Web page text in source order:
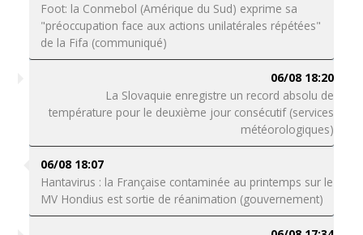
Foot: la Conmebol (Amérique du Sud) exprime sa
"préoccupation face aux actions unilatérales répétées"
de la Fifa (communiqué)
06/08 18:20
La Slovaquie enregistre un record absolu de
température pour le deuxième jour consécutif (services
météorologiques)
06/08 18:07
Hantavirus : la Française contaminée au printemps sur le
MV Hondius est sortie de réanimation (gouvernement)